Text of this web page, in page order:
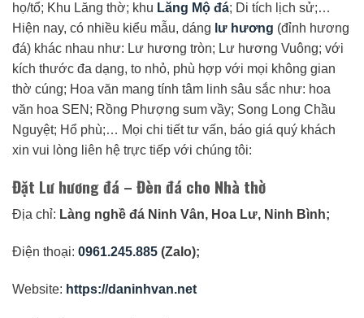
họ/tổ; Khu Lăng thờ; khu Lăng Mộ đá; Di tích lịch sử;…
Hiện nay, có nhiều kiểu mẫu, dáng lư hương (đỉnh hương
đá) khác nhau như: Lư hương tròn; Lư hương Vuông; với
kích thước đa dạng, to nhỏ, phù hợp với mọi không gian
thờ cúng; Hoa văn mang tính tâm linh sâu sắc như: hoa
văn hoa SEN; Rồng Phượng sum vầy; Song Long Chầu
Nguyệt; Hổ phù;… Mọi chi tiết tư vấn, báo giá quý khách
xin vui lòng liên hệ trực tiếp với chúng tôi:
Đặt Lư hương đá – Đèn đá cho Nhà thờ
Địa chỉ: Làng nghề đá Ninh Vân, Hoa Lư, Ninh Bình;
Điện thoại: 0961.245.885 (Zalo);
Website: https://daninhvan.net